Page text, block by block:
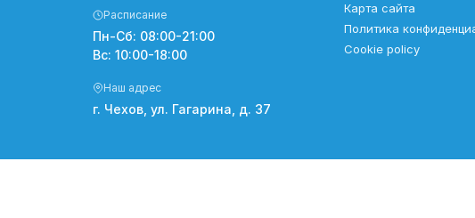
Расписание
Пн-Сб: 08:00-21:00
Вс: 10:00-18:00
Наш адрес
г. Чехов, ул. Гагарина, д. 37
Карта сайта
Политика
Cookie policy